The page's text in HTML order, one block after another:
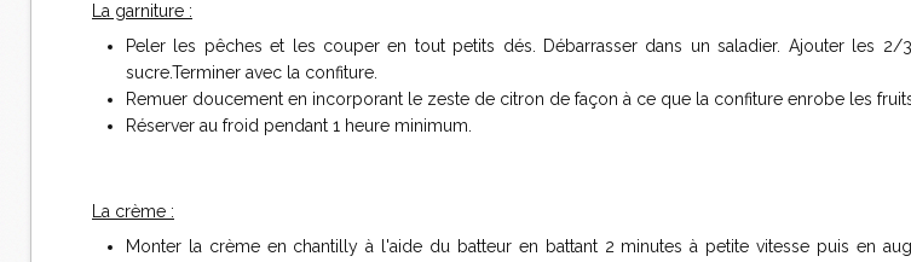
La garniture :
Peler les pêches et les couper en tout petits dés. Débarrasser dans un saladier. Ajouter les
sucre.Terminer avec la confiture.
Remuer doucement en incorporant le zeste de citron de façon à ce que la confiture enrobe les
Réserver au froid pendant 1 heure minimum.
La crème :
Monter la crème en chantilly à l'aide du batteur en battant 2 minutes à petite vitesse puis en